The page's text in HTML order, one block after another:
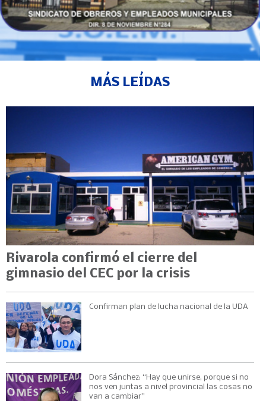
MÁS LEÍDAS
Rivarola confirmó el cierre del
gimnasio del CEC por la crisis
Confirman plan de lucha nacional de la UDA
Dora Sánchez: “Hay que unirse, porque si no
nos ven juntas a nivel provincial las cosas no
van a cambiar”